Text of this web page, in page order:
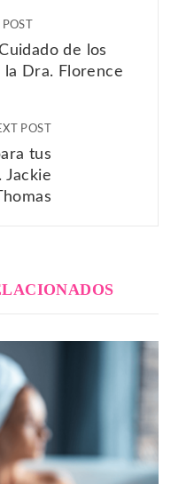
de los
la Dra. Florence
POST
tus
Jackie